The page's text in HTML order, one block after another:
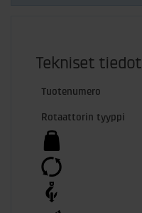
Tekniset tiedot
Tuotenumero
Rotaattorin tyyppi